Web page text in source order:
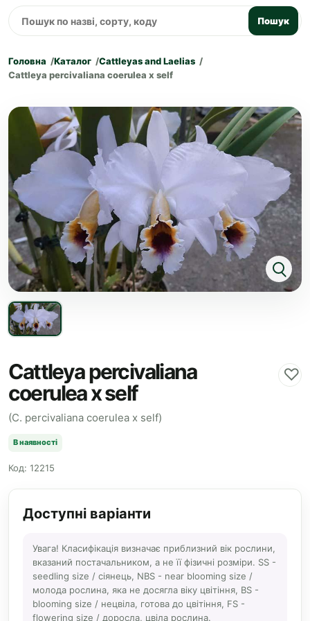
Пошук
Головна Каталог
Cattleyas and Laelias
Cattleya percivaliana coerulea x self
Cattleya percivaliana
coerulea x self
♡
(C. percivaliana coerulea x self)
В наявності
Код: 12215
Доступні варіанти
Увага! Класифікація визначає приблизний вік рослини,
вказаний постачальником, а не її фізичні розміри. SS -
seedling size / сіянець, NBS - near blooming size /
молода рослина, яка не досягла віку цвітіння, BS -
blooming size / нецвіла, готова до цвітіння, FS -
flowering size / доросла, цвіла рослина.